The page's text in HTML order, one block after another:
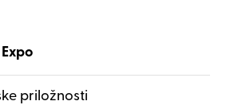
priložnosti